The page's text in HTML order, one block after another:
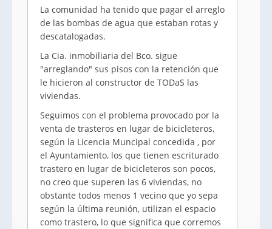
La comunidad ha tenido que pagar el arreglo
de las bombas de agua que estaban rotas y
descatalogadas.
La Cia. inmobiliaria del Bco. sigue
"arreglando" sus pisos con la retención que
le hicieron al constructor de TODaS las
viviendas.
Seguimos con el problema provocado por la
venta de trasteros en lugar de bicicleteros,
según la Licencia Muncipal concedida , por
el Ayuntamiento, los que tienen escriturado
trastero en lugar de bicicleteros son pocos,
no creo que superen las 6 viviendas, no
obstante todos menos 1 vecino que yo sepa
según la última reunión, utilizan el espacio
como trastero, lo que significa que corremos